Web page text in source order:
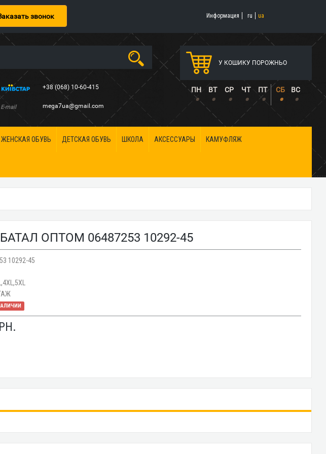
звонок Информация ru ua
+38 (068) 10-60-415
E-mail mega7ua@gmail.com
У КОШИКУ ПОРОЖНЬО
ПН ВТ СР ЧТ ПТ СБ ВС
• • • • • • •
ЖЕНСКАЯ ОБУВЬ ДЕТСКАЯ ОБУВЬ ШКОЛА АКСЕССУАРЫ КАМУФЛЯЖ
ОПТОМ 06487253 10292-45
10292-45